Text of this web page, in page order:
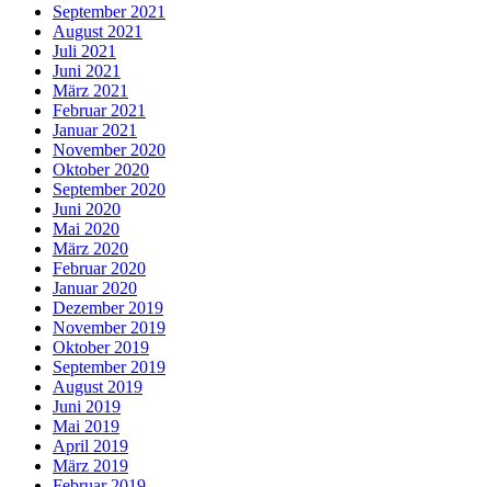
September 2021
August 2021
Juli 2021
Juni 2021
März 2021
Februar 2021
Januar 2021
November 2020
Oktober 2020
September 2020
Juni 2020
Mai 2020
März 2020
Februar 2020
Januar 2020
Dezember 2019
November 2019
Oktober 2019
September 2019
August 2019
Juni 2019
Mai 2019
April 2019
März 2019